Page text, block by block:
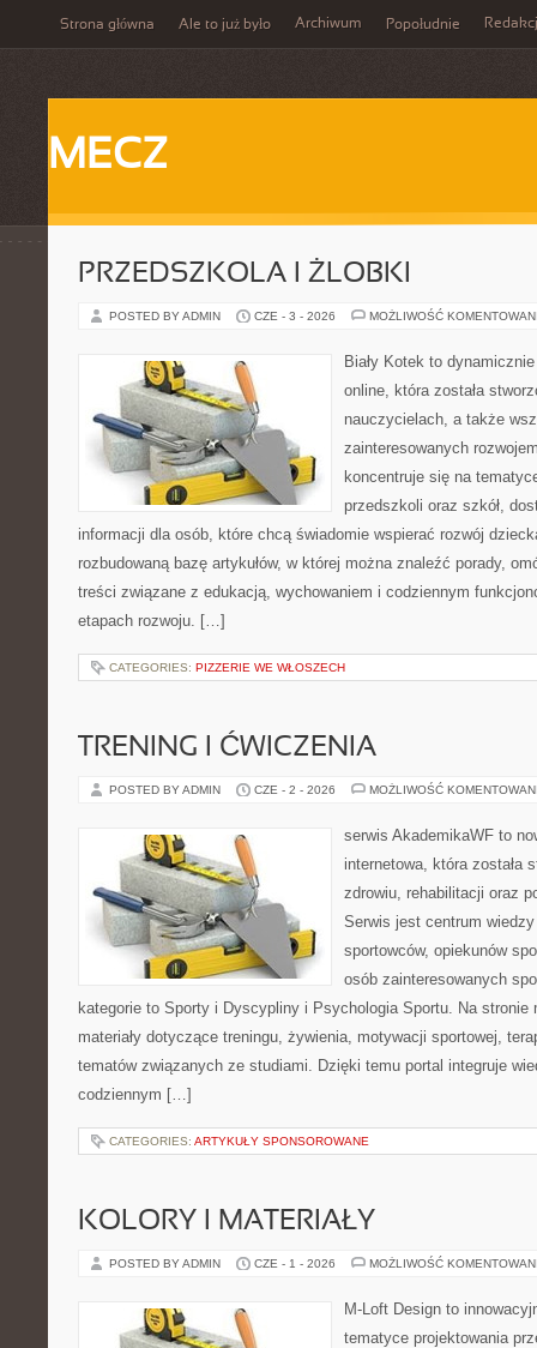
Strona główna Ale to już było Archiwum Popołudnie
MECZ
PRZEDSZKOLA I ŻLOBKI
POSTED BY ADMIN CZE - 3 - 2026 MOŻLIWOŚĆ
Biały Kotek to
online, która została
nauczycielach, a także
zainteresowanych
koncentruje się na
przedszkoli oraz szkół,
informacji dla osób, które chcą świadomie wspierać rozwój
rozbudowaną bazę artykułów, w której można znaleźć porady,
treści związane z edukacją, wychowaniem i codziennym
etapach rozwoju. […]
CATEGORIES: PIZZERIE WE WŁOSZECH
TRENING I ĆWICZENIA
POSTED BY ADMIN CZE - 2 - 2026 MOŻLIWOŚĆ
serwis AkademikaWF to
internetowa, która została
zdrowiu, rehabilitacji oraz
Serwis jest centrum
sportowców, opiekunów
osób zainteresowanych
kategorie to Sporty i Dyscypliny i Psychologia Sportu. Na stronie
materiały dotyczące treningu, żywienia, motywacji sportowej,
tematów związanych ze studiami. Dzięki temu portal integruje
codziennym […]
CATEGORIES: ARTYKUŁY SPONSOROWANE
KOLORY I MATERIAŁY
POSTED BY ADMIN CZE - 1 - 2026 MOŻLIWOŚĆ
M-Loft Design to
tematyce projektowania